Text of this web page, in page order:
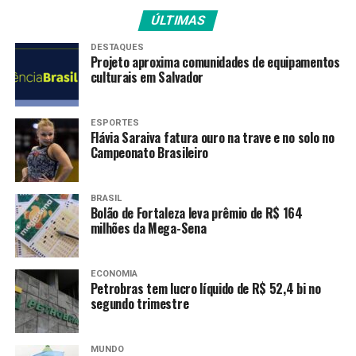
israelense em uma casa na cidade central de Deir Al-
Balah, disseram autoridades de saúde. Não houve
comentários imediatos do exército israelense.
foguetes usados para atingir Israel da cidade de Khan
Younis, no sul de Gaza, cenário de intensos combates
nas últimas semanas, e mataram 20 militantes
palestinos.
Egito
As negociações para um cessar-fogo devem continuar
esta semana no Cairo, após uma reunião de dois dias em
Doha na semana passada. Blinken tentará chegar
avançar depois que os EUA apresentaram propostas de
ponte que os países mediadores acreditam que
fechariam as lacunas entre as partes em guerra.
ÚLTIMAS
DESTAQUES
Projeto aproxima comunidades de equipamentos
culturais em Salvador
ESPORTES
Flávia Saraiva fatura ouro na trave e no solo no
Campeonato Brasileiro
BRASIL
Bolão de Fortaleza leva prêmio de R$ 164
milhões da Mega-Sena
ECONOMIA
Petrobras tem lucro líquido de R$ 52,4 bi no
segundo trimestre
MUNDO